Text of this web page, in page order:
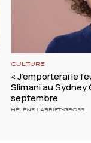
CULTURE
« J’emporterai le
Slimani au
septembre
HÉLÈNE LABRIET-GROSS